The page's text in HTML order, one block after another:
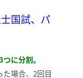
国試、パ
に分割。
場合、2回目